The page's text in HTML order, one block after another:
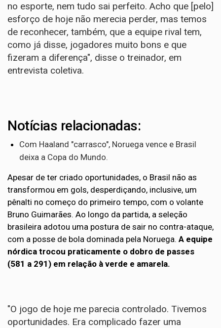
no esporte, nem tudo sai perfeito. Acho que [pelo]
esforço de hoje não merecia perder, mas temos
de reconhecer, também, que a equipe rival tem,
como já disse, jogadores muito bons e que
fizeram a diferença", disse o treinador, em
entrevista coletiva.
Notícias relacionadas:
Com Haaland "carrasco", Noruega vence e Brasil
deixa a Copa do Mundo.
Apesar de ter criado oportunidades, o Brasil não as
transformou em gols, desperdiçando, inclusive, um
pênalti no começo do primeiro tempo, com o volante
Bruno Guimarães. Ao longo da partida, a seleção
brasileira adotou uma postura de sair no contra-ataque,
com a posse de bola dominada pela Noruega. A equipe
nórdica trocou praticamente o dobro de passes
(581 a 291) em relação à verde e amarela.
"O jogo de hoje me parecia controlado. Tivemos
oportunidades. Era complicado fazer uma